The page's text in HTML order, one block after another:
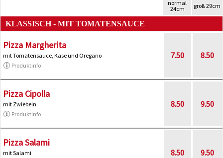
normal
24cm
groß 29cm
KLASSISCH - MIT TOMATENSAUCE
Pizza Margherita
mit Tomatensauce, Käse und Oregano
Produktinfo
7.50 8.50
Pizza Cipolla
mit Zwiebeln
Produktinfo
8.50 9.50
Pizza Salami
mit Salami
8.50 9.50